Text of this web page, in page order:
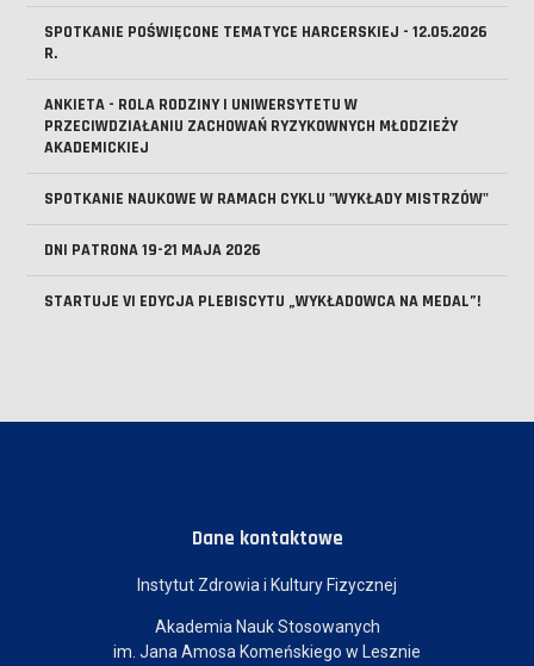
SPOTKANIE POŚWIĘCONE TEMATYCE HARCERSKIEJ - 12.05.2026
R.
ANKIETA - ROLA RODZINY I UNIWERSYTETU W
PRZECIWDZIAŁANIU ZACHOWAŃ RYZYKOWNYCH MŁODZIEŻY
AKADEMICKIEJ
SPOTKANIE NAUKOWE W RAMACH CYKLU "WYKŁADY MISTRZÓW"
DNI PATRONA 19-21 MAJA 2026
STARTUJE VI EDYCJA PLEBISCYTU „WYKŁADOWCA NA MEDAL”!
Dane kontaktowe
Instytut Zdrowia i Kultury Fizycznej
Akademia Nauk Stosowanych
im. Jana Amosa Komeńskiego w Lesznie